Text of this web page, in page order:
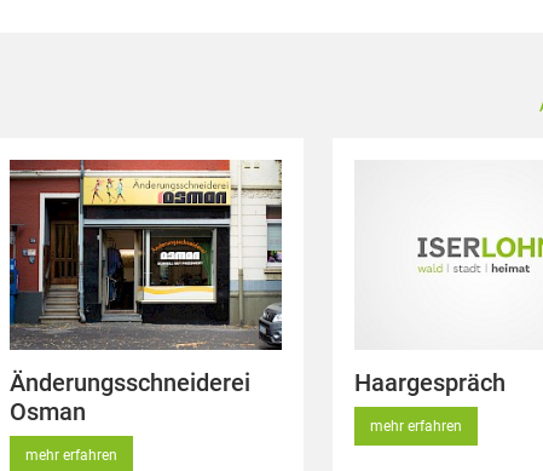
Änderungsschneiderei
Osman
mehr erfahren
Haargespräch
mehr erfahren